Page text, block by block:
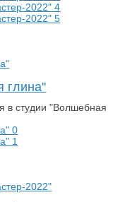
глина"
в студии "Волшебная